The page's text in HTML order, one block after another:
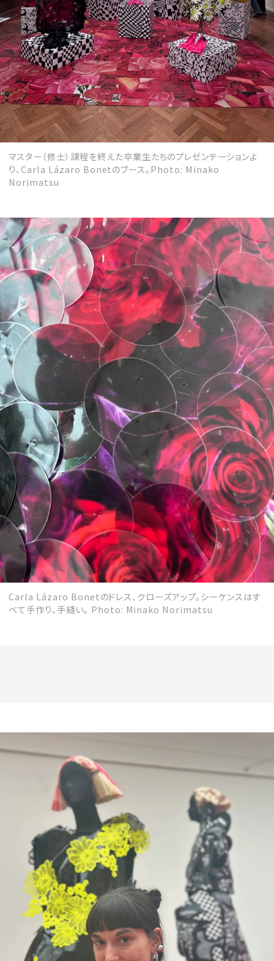
マスター（修士）課程を終えた卒業生たちのプレゼンテーションよ
り、Carla Lázaro Bonetのブース。Photo: Minako
Norimatsu
Carla Lázaro Bonetのドレス、クローズアップ。シーケンスはす
べて手作り、手縫い。 Photo: Minako Norimatsu